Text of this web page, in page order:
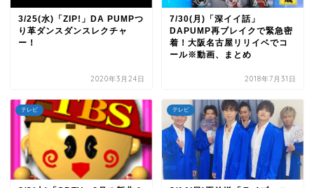
3/25(水)「ZIP!」DA PUMPつ
り革ダンスダンスレクチャ
ー！
2020年3月24日
7/30(月)「深イイ話」
DAPUMP再ブレイクで緊急密
着！大阪名古屋リリイベでコ
ール※動画、まとめ
2018年7月31日
テレビ テレビ